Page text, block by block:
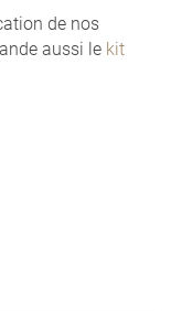
de nos
aussi le kit